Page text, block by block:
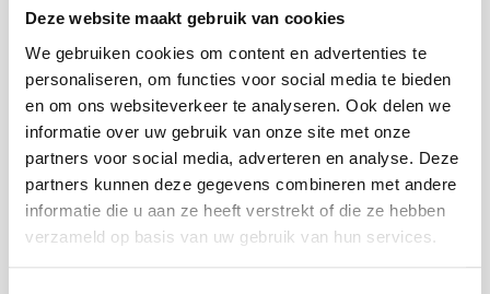
Deze website maakt gebruik van cookies
We gebruiken cookies om content en advertenties te
personaliseren, om functies voor social media te bieden
en om ons websiteverkeer te analyseren. Ook delen we
informatie over uw gebruik van onze site met onze
partners voor social media, adverteren en analyse. Deze
partners kunnen deze gegevens combineren met andere
informatie die u aan ze heeft verstrekt of die ze hebben
verzameld op basis van uw gebruik van hun services.
heeft
variaties.
Deze
optie
kan
gekozen
worden
op
de
productpagina
Zoeken in webshop
Search
Vragen?
Je kunt altijd contact met ons opnemen per email via
office@vij5.nlof telefonisch (maandag t/m zaterdag